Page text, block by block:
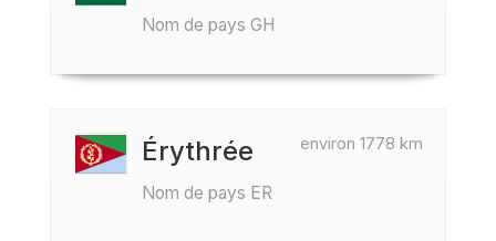
Nom de pays GH
environ 1778 km
Érythrée
Nom de pays ER